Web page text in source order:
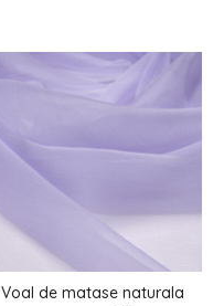
Voal de matase naturala